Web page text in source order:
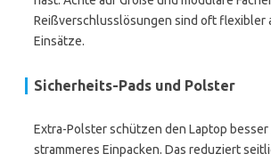
Reißverschlusslösungen sind oft flexibler
Einsätze.
Sicherheits-Pads und Polster
Extra-Polster schützen den Laptop
strammeres Einpacken. Das reduziert